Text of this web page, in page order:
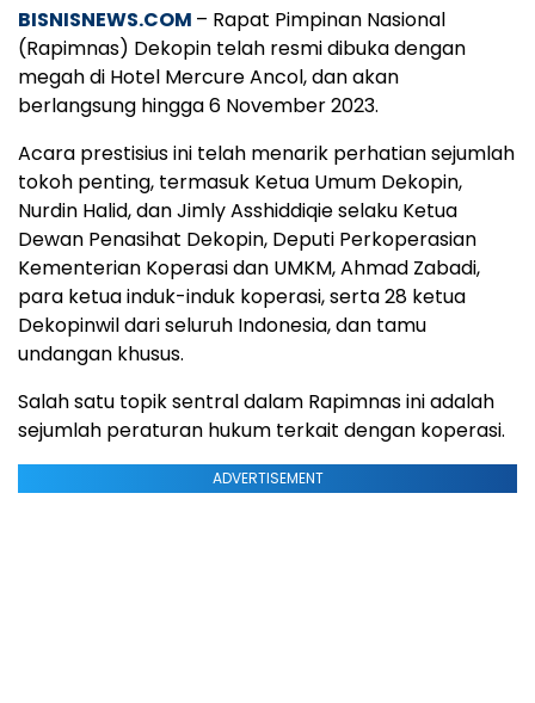
BISNISNEWS.COM – Rapat Pimpinan Nasional
(Rapimnas) Dekopin telah resmi dibuka dengan
megah di Hotel Mercure Ancol, dan akan
berlangsung hingga 6 November 2023.
Acara prestisius ini telah menarik perhatian sejumlah
tokoh penting, termasuk Ketua Umum Dekopin,
Nurdin Halid, dan Jimly Asshiddiqie selaku Ketua
Dewan Penasihat Dekopin, Deputi Perkoperasian
Kementerian Koperasi dan UMKM, Ahmad Zabadi,
para ketua induk-induk koperasi, serta 28 ketua
Dekopinwil dari seluruh Indonesia, dan tamu
undangan khusus.
Salah satu topik sentral dalam Rapimnas ini adalah
sejumlah peraturan hukum terkait dengan koperasi.
ADVERTISEMENT